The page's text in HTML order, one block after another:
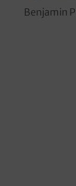
Benjamin